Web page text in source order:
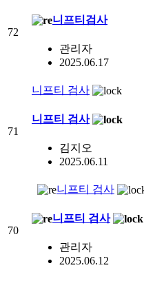
72
니프티검사
관리자
2025.06.17
71
니프티 검사
니프티 검사
김지오
2025.06.11
70
니프티 검사
니프티 검사
관리자
2025.06.12